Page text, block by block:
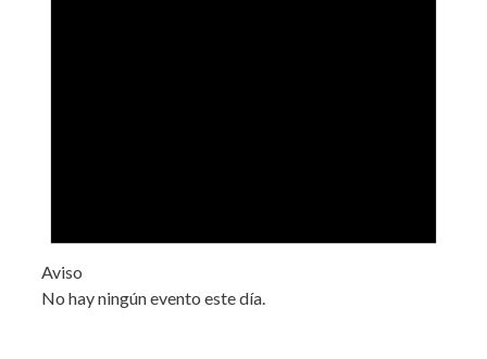
Aviso
No hay ningún evento este día.